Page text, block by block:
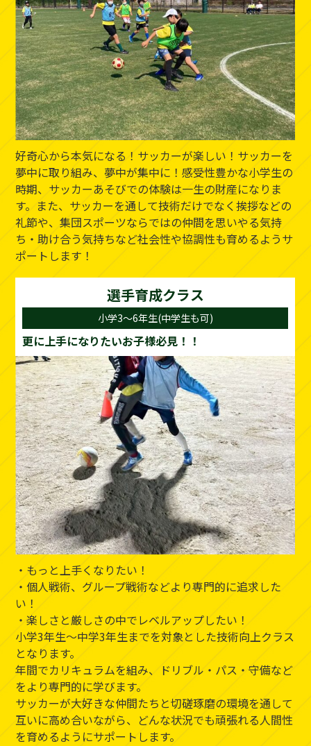
好奇心から本気になる！サッカーが楽しい！サッカーを
夢中に取り組み、夢中が集中に！感受性豊かな小学生の
時期、サッカーあそびでの体験は一生の財産になりま
す。また、サッカーを通して技術だけでなく挨拶などの
礼節や、集団スポーツならではの仲間を思いやる気持
ち・助け合う気持ちなど社会性や協調性も育めるようサ
ポートします！
選手育成クラス
小学3～6年生(中学生も可)
更に上手になりたいお子様必見！！
・もっと上手くなりたい！
・個人戦術、グループ戦術などより専門的に追求した
い！
・楽しさと厳しさの中でレベルアップしたい！
小学3年生～中学3年生までを対象とした技術向上クラス
となります。
年間でカリキュラムを組み、ドリブル・パス・守備など
をより専門的に学びます。
サッカーが大好きな仲間たちと切磋琢磨の環境を通して
互いに高め合いながら、どんな状況でも頑張れる人間性
を育めるようにサポートします。